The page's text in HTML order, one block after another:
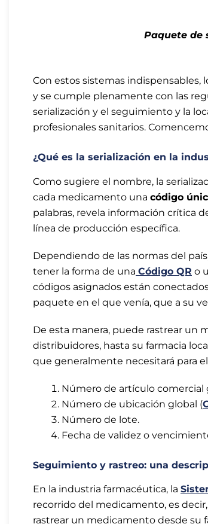
Paquete de
Con estos sistemas
y se cumple plenamente con las
serialización y el seguimiento y la
profesionales sanitarios.
¿Qué es la serialización en la
Como sugiere el nombre, la
cada medicamento una código
palabras, revela información crítica
línea de producción específica.
Dependiendo de las normas del
tener la forma de una Código QR o
códigos asignados están
paquete en el que venía, que a su
De esta manera, puede rastrear un
distribuidores, hasta su farmacia
que generalmente necesitará para
Número de artículo comercial
Número de ubicación global (
Número de lote.
Fecha de validez o
Seguimiento y rastreo: una
En la industria farmacéutica, la
recorrido del medicamento, es
rastrear un medicamento desde su